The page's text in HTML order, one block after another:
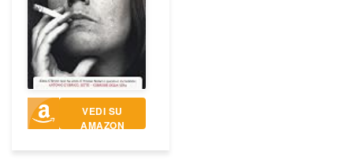
VEDI SU
AMAZON